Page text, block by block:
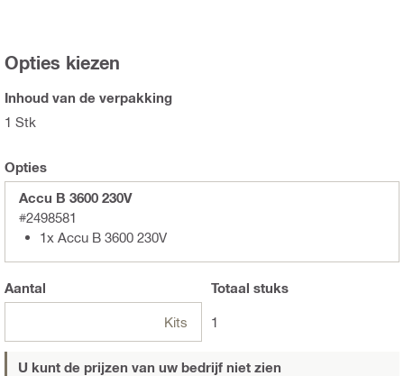
Opties kiezen
Inhoud van de verpakking
1 Stk
Opties
Accu B 3600 230V
#2498581
1x Accu B 3600 230V
Aantal
Kits
Totaal stuks
1
U kunt de prijzen van uw bedrijf niet zien